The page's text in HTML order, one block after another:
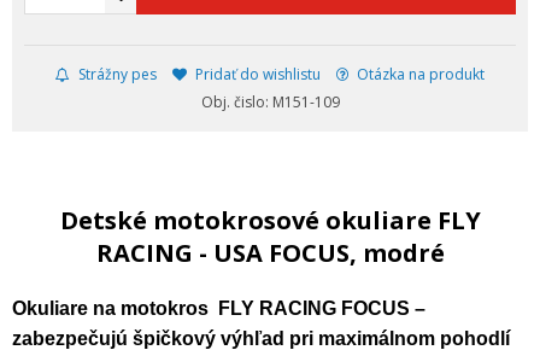
Strážny pes Pridať do wishlistu
Otázka na produkt
Obj. čislo: M151-109
Detské motokrosové okuliare FLY
RACING - USA FOCUS, modré
Okuliare na motokros
FLY RACING FOCUS –
zabezpečujú špičkový výhľad pri maximálnom pohodlí